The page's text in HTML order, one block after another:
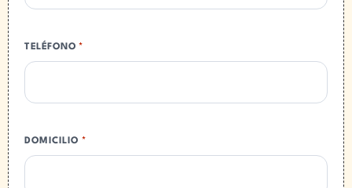
TELÉFONO *
DOMICILIO *